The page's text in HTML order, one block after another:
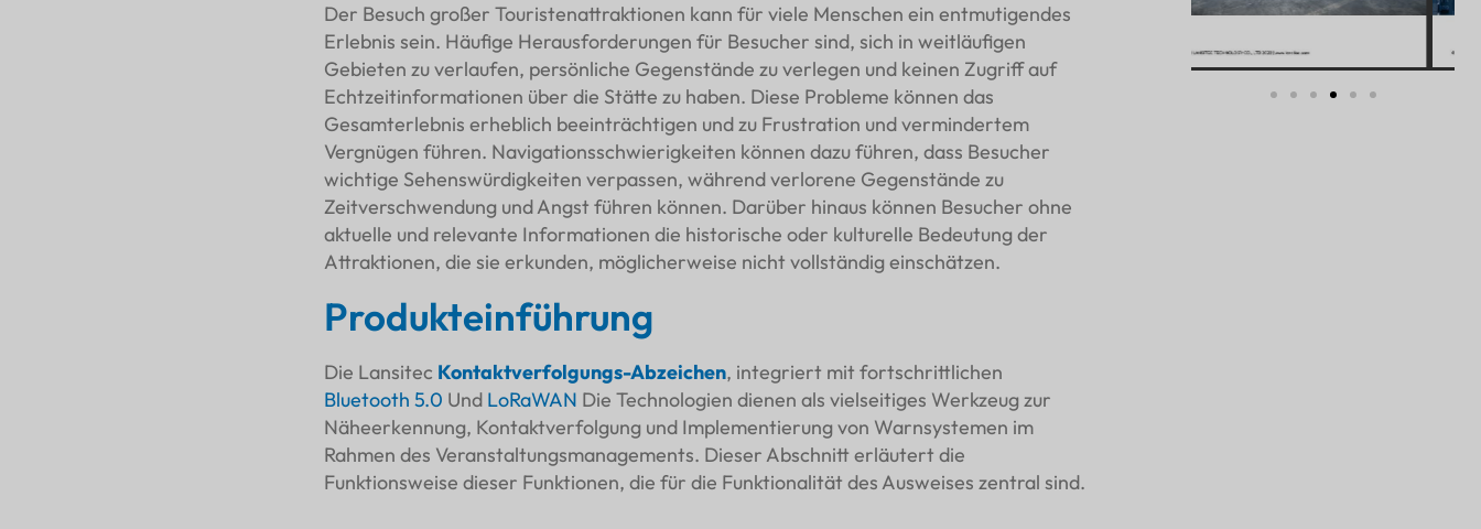
Der Besuch großer Touristenattraktionen kann für viele Menschen ein entmutigendes
Erlebnis sein. Häufige Herausforderungen für Besucher sind, sich in weitläufigen
Gebieten zu verlaufen, persönliche Gegenstände zu verlegen und keinen Zugriff auf
Echtzeitinformationen über die Stätte zu haben. Diese Probleme können das
Gesamterlebnis erheblich beeinträchtigen und zu Frustration und vermindertem
Vergnügen führen. Navigationsschwierigkeiten können dazu führen, dass Besucher
wichtige Sehenswürdigkeiten verpassen, während verlorene Gegenstände zu
Zeitverschwendung und Angst führen können. Darüber hinaus können Besucher ohne
aktuelle und relevante Informationen die historische oder kulturelle Bedeutung der
Attraktionen, die sie erkunden, möglicherweise nicht vollständig einschätzen.
Produkteinführung
Die Lansitec Kontaktverfolgungs-Abzeichen, integriert mit fortschrittlichen
Bluetooth 5.0 Und LoRaWAN Die Technologien dienen als vielseitiges Werkzeug zur
Näheerkennung, Kontaktverfolgung und Implementierung von Warnsystemen im
Rahmen des Veranstaltungsmanagements. Dieser Abschnitt erläutert die
Funktionsweise dieser Funktionen, die für die Funktionalität des Ausweises zentral sind.